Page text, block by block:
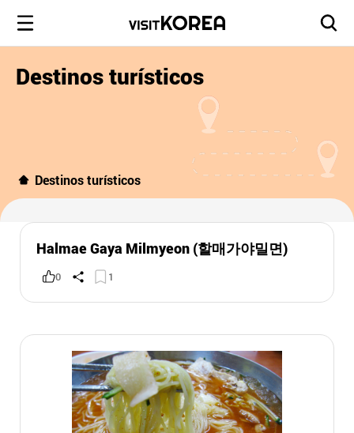
Destinos turísticos
Destinos turísticos
Halmae Gaya Milmyeon (할매가야밀면)
0 1